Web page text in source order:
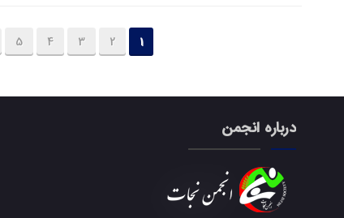
1
2
3
4
5
درباره انجمن